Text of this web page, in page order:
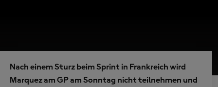
Nach einem Sturz beim Sprint in Frankreich wird
Marquez am GP am Sonntag nicht teilnehmen und